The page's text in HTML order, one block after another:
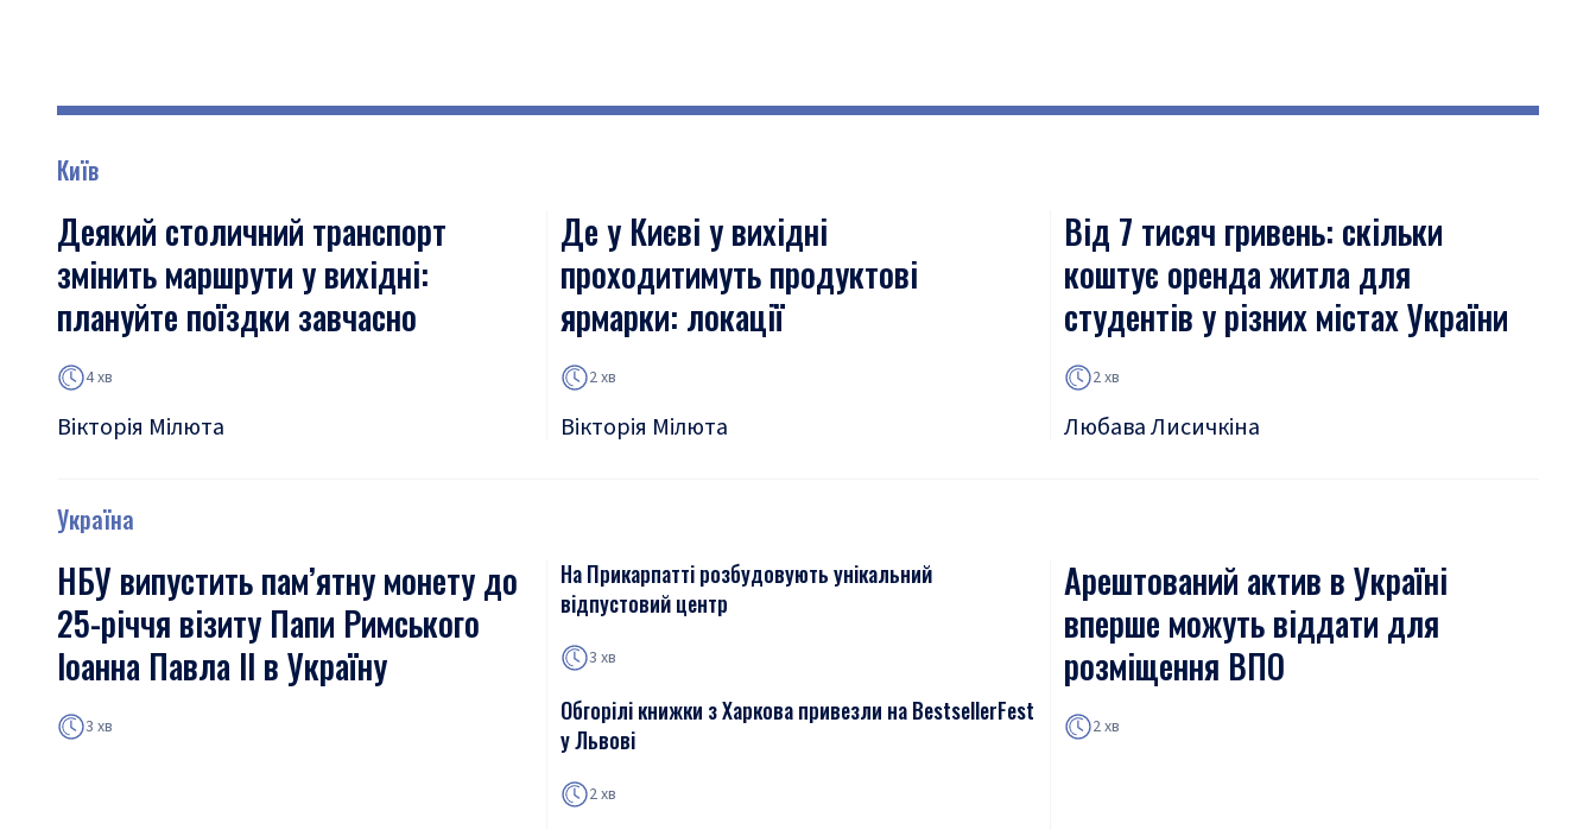
Київ
Деякий столичний транспорт
змінить маршрути у вихідні:
плануйте поїздки завчасно
4 хв
Вікторія Мілюта
Де у Києві у вихідні
проходитимуть продуктові
ярмарки: локації
2 хв
Вікторія Мілюта
Від 7 тисяч гривень: скільки
коштує оренда житла для
студентів у різних містах України
2 хв
Любава Лисичкіна
Україна
НБУ випустить пам’ятну монету до
25-річчя візиту Папи Римського
Іоанна Павла ІІ в Україну
3 хв
На Прикарпатті розбудовують унікальний
відпустовий центр
3 хв
Обгорілі книжки з Харкова привезли на BestsellerFest
у Львові
2 хв
Арештований актив в Україні
вперше можуть віддати для
розміщення ВПО
2 хв